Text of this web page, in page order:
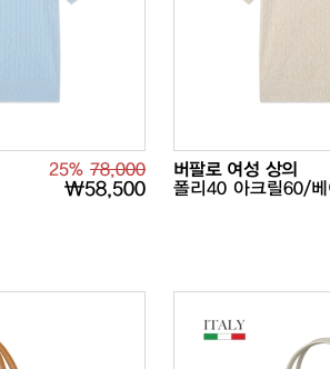
25% 78,000
₩58,500
버팔로 여성 상의
폴리40 아크릴60/베